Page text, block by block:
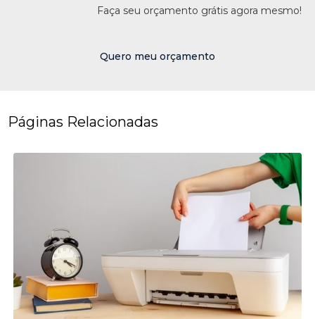
Faça seu orçamento grátis agora mesmo!
Quero meu orçamento
Páginas Relacionadas